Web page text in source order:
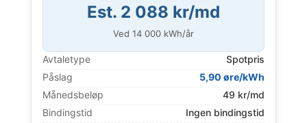
Est. 2 088 kr/md
Ved 14 000 kWh/år
Avtaletype
Spotpris
Påslag
5,90 øre/kWh
Månedsbeløp
49 kr/md
Bindingstid
Ingen bindingstid